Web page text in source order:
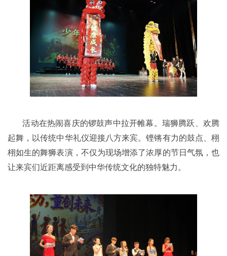
活动在热闹喜庆的锣鼓声中拉开帷幕。瑞狮腾跃、欢腾
起舞，以传统中华礼仪迎接八方来宾。铿锵有力的鼓点、栩
栩如生的舞狮表演，不仅为现场增添了浓厚的节日气氛，也
让来宾们近距离感受到中华传统文化的独特魅力。